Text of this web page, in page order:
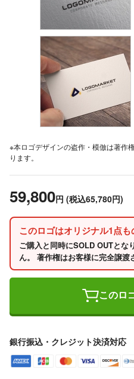
※本ロゴデザインの盗作・模倣は著作
ります。
59,800円 (税込65,780円)
このロゴはオリジナル1点も
ご購入と同時にSOLD OUTとな
ん。 著作権はお客様に完全譲渡
このロ
銀行振込・クレジット決済対応